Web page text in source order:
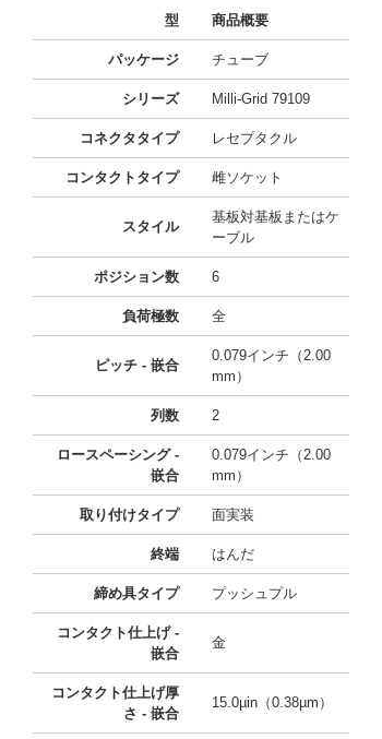
型 商品概要
パッケージ チューブ
シリーズ Milli-Grid 79109
コネクタタイプ レセプタクル
コンタクトタイプ 雌ソケット
スタイル
基板対基板またはケ
ーブル
ポジション数 6
負荷極数 全
ピッチ - 嵌合
0.079インチ（2.00
mm）
列数 2
ロースペーシング -
嵌合
0.079インチ（2.00
mm）
取り付けタイプ 面実装
終端 はんだ
締め具タイプ プッシュプル
コンタクト仕上げ -
嵌合
金
コンタクト仕上げ厚
さ - 嵌合
15.0µin（0.38µm）